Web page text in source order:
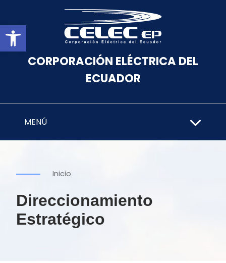
Abrir barra de herramientas
CORPORACIÓN ELÉCTRICA DEL
ECUADOR
MENÚ
Inicio
Direccionamiento
Estratégico